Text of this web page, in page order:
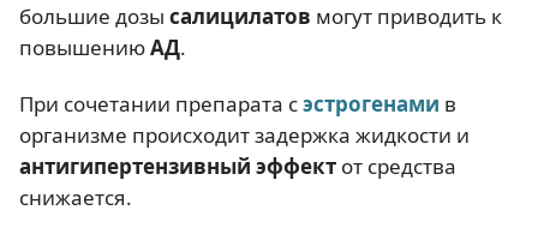
большие дозы салицилатов могут приводить к
повышениюАД.
При сочетании препарата сэстрогенами в
организме происходит задержка жидкости и
антигипертензивный эффект от средства
снижается.